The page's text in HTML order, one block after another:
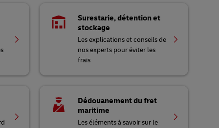
Surestarie, détention et
stockage
Les explications et conseils de
nos experts pour éviter les
frais
Dédouanement du fret
maritime
Les éléments à savoir sur le